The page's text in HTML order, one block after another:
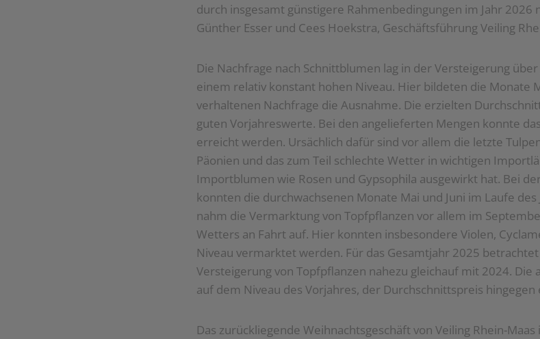
durch insgesamt günstigere Rahmenbedingungen im Jahr 2026
Günther Esser und Cees Hoekstra, Geschäftsführung Veiling
Die Nachfrage nach Schnittblumen lag in der Versteigerung
einem relativ konstant hohen Niveau. Hier bildeten die Monate
verhaltenen Nachfrage die Ausnahme. Die erzielten
guten Vorjahreswerte. Bei den angelieferten Mengen konnte
erreicht werden. Ursächlich dafür sind vor allem die letzte
Päonien und das zum Teil schlechte Wetter in wichtigen
Importblumen wie Rosen und Gypsophila ausgewirkt hat. Bei
konnten die durchwachsenen Monate Mai und Juni im Laufe des
nahm die Vermarktung von Topfpflanzen vor allem im
Wetters an Fahrt auf. Hier konnten insbesondere Violen,
Niveau vermarktet werden. Für das Gesamtjahr 2025
Versteigerung von Topfpflanzen nahezu gleichauf mit 2024.
auf dem Niveau des Vorjahres, der Durchschnittspreis
Das zurückliegende Weihnachtsgeschäft von Veiling Rhein-